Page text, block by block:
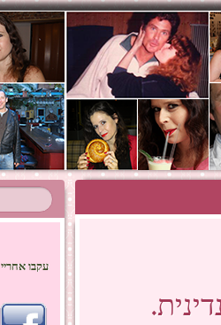
עקבו אחריי